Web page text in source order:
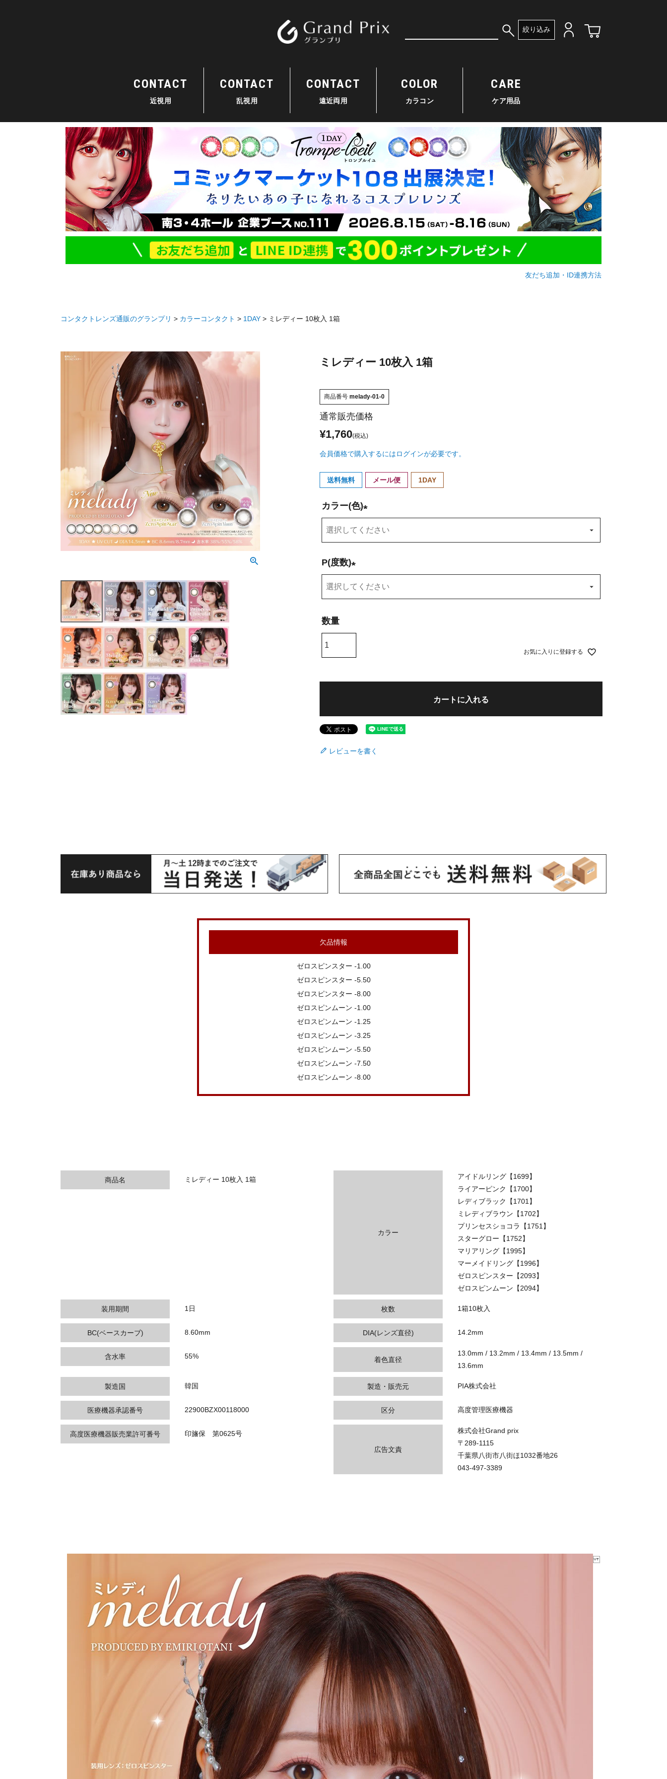
絞り込み
CONTACT
近視用
CONTACT
乱視用
CONTACT
遠近両用
COLOR
カラコン
CARE
ケア用品
友だち追加・ID連携方法
コンタクトレンズ通販のグランプリ カラーコンタクト 1DAY ミレディー 10枚入 1箱
ミレディー 10枚入 1箱
商品番号 melady-01-0
通常販売価格
¥1,760
会員価格で購入するにはログインが必要です。
送料無料 メール便 1DAY
カラー(色)
必
)
P(度数)
(
必
)
お気に入りに登録する
カートに入れる
レビューを書く
欠品情報
ゼロスピンスター -1.00
ゼロスピンスター -5.50
ゼロスピンスター -8.00
ゼロスピンムーン -1.00
ゼロスピンムーン -1.25
ゼロスピンムーン -3.25
ゼロスピンムーン -5.50
ゼロスピンムーン -7.50
ゼロスピンムーン -8.00
商品名 ミレディー 10枚入 1箱
カラー
アイドルリング【1699】
ライアーピンク【1700】
レディブラック【1701】
ミレディブラウン【1702】
プリンセスショコラ【1751】
スターグロー【1752】
マリアリング【1995】
マーメイドリング【1996】
ゼロスピンスター【2093】
ゼロスピンムーン【2094】
装用期間 1日 枚数 1箱10枚入
BC(ベースカーブ) 8.60mm DIA(レンズ直径) 14.2mm
含水率 55% 着色直径
13.0mm / 13.2mm / 13.4mm / 13.5mm /
13.6mm
製造国 韓国 製造・販売元 PIA株式会社
医療機器承認番号 22900BZX00118000 区分 高度管理医療機器
高度医療機器販売業許可番号
印旛保 第0625号
広告文責
株式会社Grand prix
〒289-1115
千葉県八街市八街ほ1032番地26
043-497-3389